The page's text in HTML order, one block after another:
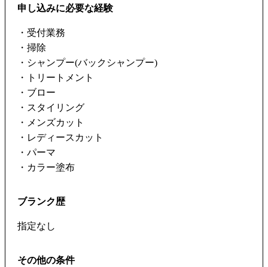
申し込みに必要な経験
・受付業務
・掃除
・シャンプー(バックシャンプー)
・トリートメント
・ブロー
・スタイリング
・メンズカット
・レディースカット
・パーマ
・カラー塗布
ブランク歴
指定なし
その他の条件